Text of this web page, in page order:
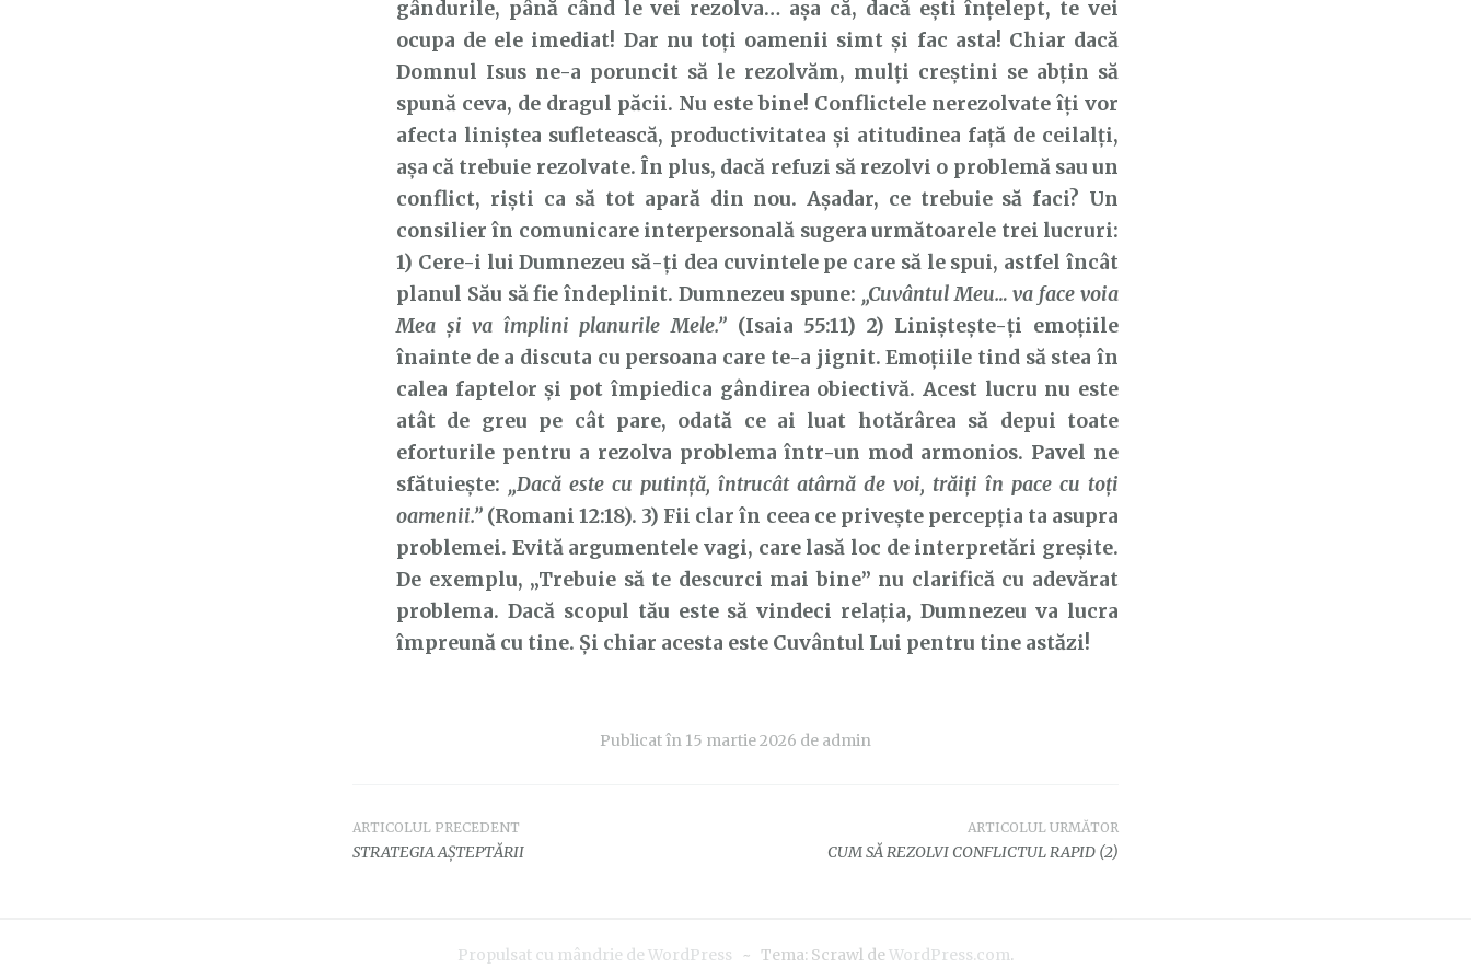
gândurile, până când le vei rezolva… așa că, dacă ești înțelept, te vei
ocupa de ele imediat! Dar nu toți oamenii simt și fac asta! Chiar dacă
Domnul Isus ne-a poruncit să le rezolvăm, mulți creștini se abțin să
spună ceva, de dragul păcii. Nu este bine! Conflictele nerezolvate îți vor
afecta liniștea sufletească, productivitatea și atitudinea față de ceilalți,
așa că trebuie rezolvate. În plus, dacă refuzi să rezolvi o problemă sau un
conflict, riști ca să tot apară din nou. Așadar, ce trebuie să faci? Un
consilier în comunicare interpersonală sugera următoarele trei lucruri:
1) Cere-i lui Dumnezeu să-ți dea cuvintele pe care să le spui, astfel încât
planul Său să fie îndeplinit. Dumnezeu spune: „Cuvântul Meu… va face voia
Mea şi va împlini planurile Mele.” (Isaia 55:11) 2) Liniștește-ți emoțiile
înainte de a discuta cu persoana care te-a jignit. Emoțiile tind să stea în
calea faptelor și pot împiedica gândirea obiectivă. Acest lucru nu este
atât de greu pe cât pare, odată ce ai luat hotărârea să depui toate
eforturile pentru a rezolva problema într-un mod armonios. Pavel ne
sfătuiește: „Dacă este cu putinţă, întrucât atârnă de voi, trăiţi în pace cu toţi
oamenii.” (Romani 12:18). 3) Fii clar în ceea ce privește percepția ta asupra
problemei. Evită argumentele vagi, care lasă loc de interpretări greșite.
De exemplu, „Trebuie să te descurci mai bine” nu clarifică cu adevărat
problema. Dacă scopul tău este să vindeci relația, Dumnezeu va lucra
împreună cu tine. Și chiar acesta este Cuvântul Lui pentru tine astăzi!
Publicat în 15 martie 2026 de admin
Navigare
articole
ARTICOLUL PRECEDENT
STRATEGIA AȘTEPTĂRII
ARTICOLUL URMĂTOR
CUM SĂ REZOLVI CONFLICTUL RAPID (2)
Propulsat cu mândrie de WordPress ~ Tema: Scrawl deWordPress.com.